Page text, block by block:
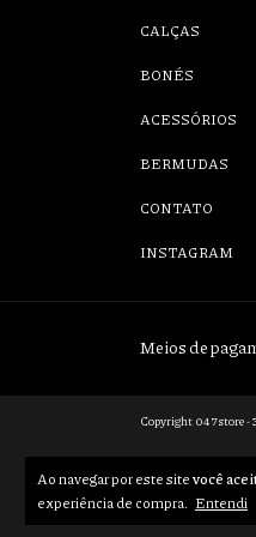
Ao navegar por este sitevocê
experiência de compra. Entendi
CALÇAS
BONÉS
ACESSÓRIOS
BERMUDAS
CONTATO
INSTAGRAM
Meios de
Copyright 047store -